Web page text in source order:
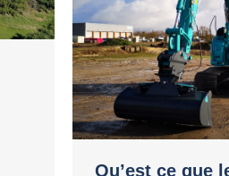
Qu’est ce que